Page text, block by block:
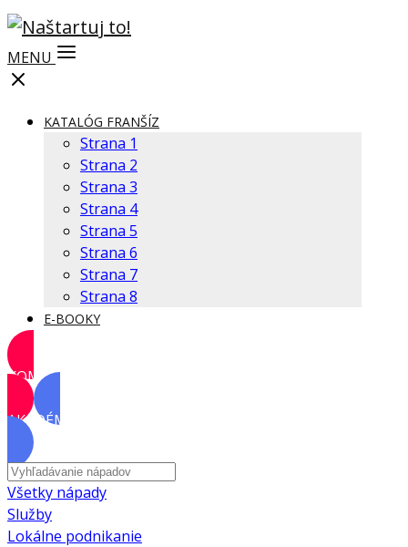
MENU
KATALÓG FRANŠÍZ
Strana 1
Strana 2
Strana 3
Strana 4
Strana 5
Strana 6
Strana 7
Strana 8
E-BOOKY
KOMUNITA
AKADÉMIA
Všetky nápady
Služby
Lokálne podnikanie